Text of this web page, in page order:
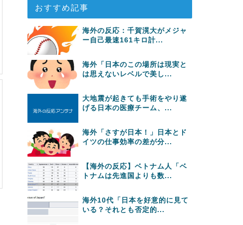
おすすめ記事
海外の反応：千賀滉大がメジャ
ー自己最速161キロ計...
海外「日本のこの場所は現実と
は思えないレベルで美し...
大地震が起きても手術をやり遂
げる日本の医療チーム、...
海外「さすが日本！」日本とド
イツの仕事効率の差が分...
【海外の反応】ベトナム人「ベ
トナムは先進国よりも数...
海外10代「日本を好意的に見て
いる？それとも否定的...